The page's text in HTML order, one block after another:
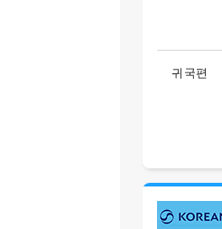
귀국편